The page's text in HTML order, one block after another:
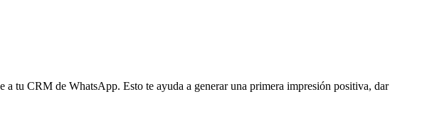
tu CRM de WhatsApp. Esto te ayuda a generar una primera impresión positiva, dar